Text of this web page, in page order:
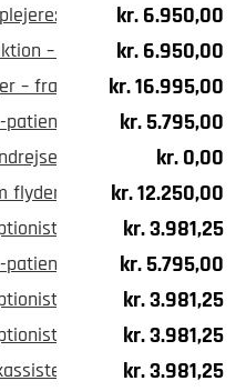
Aligners i almen
kr.6.950,00
– risikovurdering og
kr.6.950,00
– fra præparation til
kr.16.995,00
– kursus den 30.
kr.5.795,00
i Japan kr.0,00
flydende plast
kr.12.250,00
København den 10.
kr.3.981,25
– kursus den 5.
kr.5.795,00
Aarhus den 13. juni
kr.3.981,25
København den 19.
kr.3.981,25
København den
kr.3.981,25